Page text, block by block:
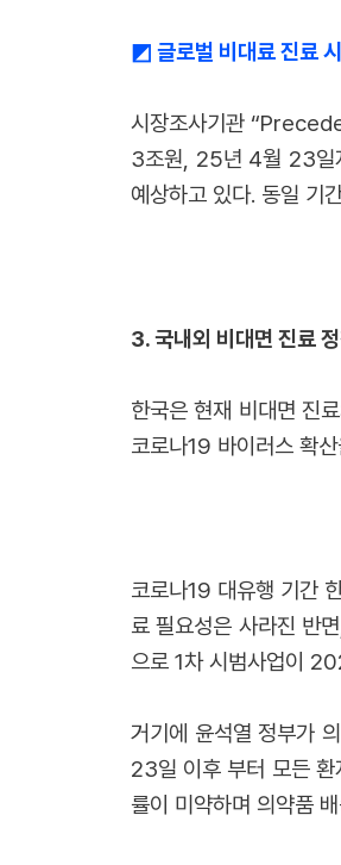
◩ 글로벌 비대료 진료
시장조사기관
3조원, 25년 4월 23일
예상하고 있다. 동일 기
3.국내외 비대면 진료
한국은 현재 비대면 진
코로나19 바이러스 확
코로나19 대유행 기간
료 필요성은 사라진 반
으로 1차 시범사업이
거기에 윤석열 정부가
23일 이후 부터 모든
률이 미약하며 의약품